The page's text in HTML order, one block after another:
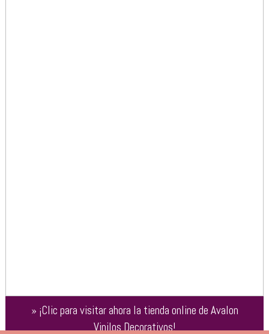
» ¡Clic para visitar ahora la tienda online de Avalon
Vinilos Decorativos!